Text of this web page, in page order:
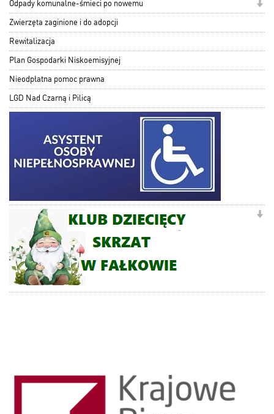
Odpady komunalne-śmieci po nowemu
Zwierzęta zaginione i do adopcji
Rewitalizacja
Plan Gospodarki Niskoemisyjnej
Nieodpłatna pomoc prawna
LGD Nad Czarną i Pilicą